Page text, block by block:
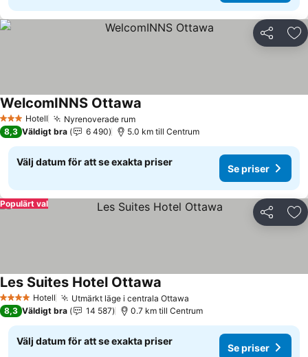
Dela
3 StjärnorHotell Nyrenoverade rum
WelcomINNS Ottawa
8,3 Väldigt bra 6 490 5.0 km till Centrum
Välj datum för att se exakta priser
Se priser
Dela
Populärt val
4 StjärnorHotell Utmärkt läge i centrala Ottawa
Les Suites Hotel Ottawa
8,3 Väldigt bra 14 587 0.7 km till Centrum
Välj datum för att se exakta priser
Se priser